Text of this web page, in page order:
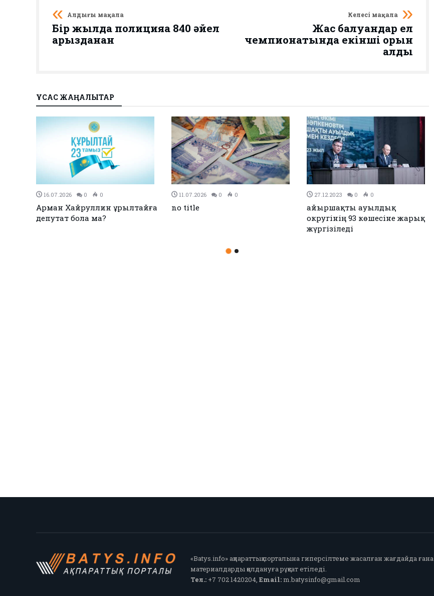
Алдыңғы мақала
Бір жылда полицияға 840 әйел
арызданған
Келесі мақала
Жас балуандар ел
чемпионатында екінші орын
алды
ҰҚСАС ЖАҢАЛЫҚТАР
27.12.2023 0 0
Қызылқоғада әлем және Азия
чемпиондары марапатталды
26.12.2023 0 0
ЕЭО одағы мен Иран келісімге
26.12.2023 0 0
Аудандық мәслихаттың 12-
сессиясы өтті
«Batys.info» ақпараттық порталына гиперсілтеме жасалған жағдайда ғана
материалдарды қолдануға рұқсат етіледі.
Тел.:+7 702 1420204, Email:m.batysinfo@gmail.com